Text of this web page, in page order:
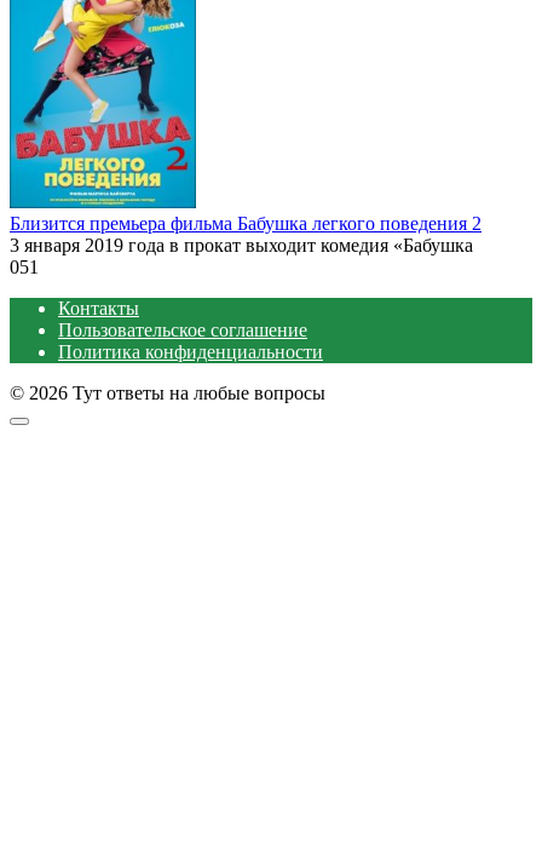
Близится премьера фильма Бабушка легкого поведения 2
3 января 2019 года в прокат выходит комедия «Бабушка
051
Контакты
Пользовательское соглашение
Политика конфиденциальности
© 2026 Тут ответы на любые вопросы